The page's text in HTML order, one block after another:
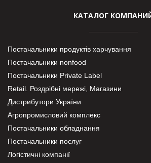
КАТАЛОГ
Постачальники продуктів харчування
Постачальники nonfood
Постачальники Private Label
Retail. Роздрібні мережі, Магазини
Дистрибутори України
Агропромисловий комплекс
Постачальники обладнання
Постачальники послуг
Логістичні компанії